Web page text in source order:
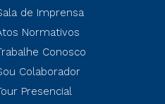
de Imprensa
Normativos
Conosco
Colaborador
Presencial